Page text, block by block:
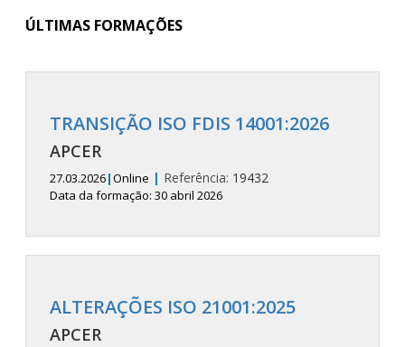
ÚLTIMAS FORMAÇÕES
TRANSIÇÃO ISO FDIS 14001:2026
APCER
27.03.2026|Online | Referência: 19432
Data da formação: 30 abril 2026
ALTERAÇÕES ISO 21001:2025
APCER